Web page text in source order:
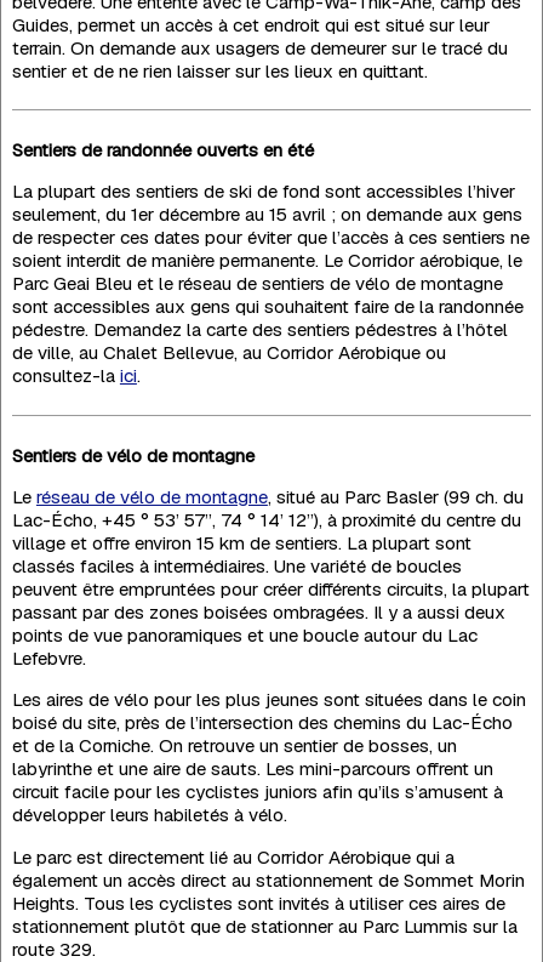
Guides, permet un accès à cet endroit qui est situé sur leur
terrain. On demande aux usagers de demeurer sur le tracé du
sentier et de ne rien laisser sur les lieux en quittant.
Sentiers de randonnée ouverts en été
La plupart des sentiers de ski de fond sont accessibles l’hiver
seulement, du 1er décembre au 15 avril ; on demande aux gens
de respecter ces dates pour éviter que l’accès à ces sentiers ne
soient interdit de manière permanente. Le Corridor aérobique, le
Parc Geai Bleu et le réseau de sentiers de vélo de montagne
sont accessibles aux gens qui souhaitent faire de la randonnée
pédestre. Demandez la carte des sentiers pédestres à l’hôtel
de ville, au Chalet Bellevue, au Corridor Aérobique ou
consultez-la ici.
Sentiers de vélo de montagne
Le réseau de vélo de montagne, situé au Parc Basler (99 ch. du
Lac-Écho, +45 ° 53’ 57’’, 74 ° 14’ 12’’), à proximité du centre du
village et offre environ 15 km de sentiers. La plupart sont
classés faciles à intermédiaires. Une variété de boucles
peuvent être empruntées pour créer différents circuits, la plupart
passant par des zones boisées ombragées. Il y a aussi deux
points de vue panoramiques et une boucle autour du Lac
Lefebvre.
Les aires de vélo pour les plus jeunes sont situées dans le coin
boisé du site, près de l’intersection des chemins du Lac-Écho
et de la Corniche. On retrouve un sentier de bosses, un
labyrinthe et une aire de sauts. Les mini-parcours offrent un
circuit facile pour les cyclistes juniors afin qu’ils s’amusent à
développer leurs habiletés à vélo.
Le parc est directement lié au Corridor Aérobique qui a
également un accès direct au stationnement de Sommet Morin
Heights. Tous les cyclistes sont invités à utiliser ces aires de
stationnement plutôt que de stationner au Parc Lummis sur la
route 329.